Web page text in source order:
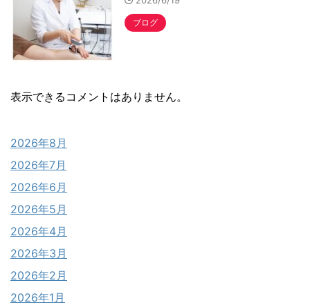
ブログ
表示できるコメントはありません。
2026年8月
2026年7月
2026年6月
2026年5月
2026年4月
2026年3月
2026年2月
2026年1月